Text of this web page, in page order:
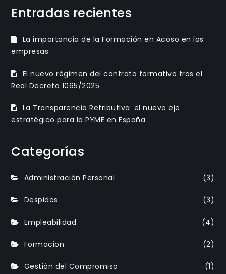
Entradas recientes
La importancia de la Formación en Acoso en las
empresas
El nuevo régimen del contrato formativo tras el
Real Decreto 1065/2025
La Transparencia Retributiva: el nuevo eje
estratégico para la PYME en España
Categorías
Administración Personal (3)
Despidos (3)
Empleabilidad (4)
Formacion (2)
Gestión del Compromiso (1)